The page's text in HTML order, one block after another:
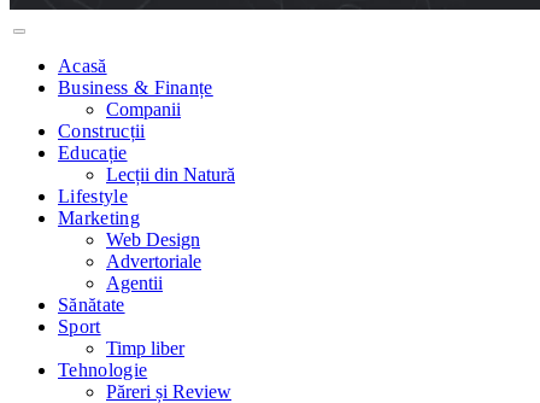
Acasă
Business & Finanțe
Companii
Construcții
Educație
Lecții din Natură
Lifestyle
Marketing
Web Design
Advertoriale
Agentii
Sănătate
Sport
Timp liber
Tehnologie
Păreri și Review